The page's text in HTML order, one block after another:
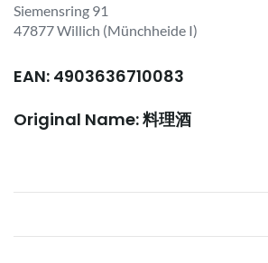
Siemensring 91
47877 Willich (Münchheide I)
EAN: 4903636710083
Original Name: 料理酒